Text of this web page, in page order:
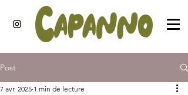
Post
7 avr. 2025 1 min de lecture